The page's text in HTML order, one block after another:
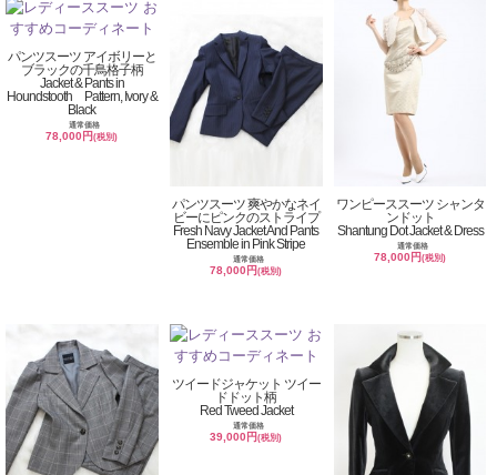
パンツスーツ アイボリーと
ブラックの千鳥格子柄
Jacket & Pants in
Houndstooth Pattern, Ivory &
Black
通常価格
78,000円(税別)
パンツスーツ 爽やかなネイ
ビーにピンクのストライプ
Fresh Navy Jacket And Pants
Ensemble in Pink Stripe
通常価格
78,000円(税別)
ワンピーススーツ シャンタ
ンドット
Shantung Dot Jacket & Dress
通常価格
78,000円(税別)
ツイードジャケット ツイー
ドドット柄
Red Tweed Jacket
通常価格
39,000円(税別)